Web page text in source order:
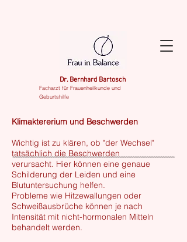
Dr. Bernhard Bartosch
Facharzt für Frauenheilkunde und
Geburtshilfe
Klimaktererium und Beschwerden
Wichtig ist zu klären, ob "der Wechsel"
tatsächlich die Beschwerden
verursacht. Hier können eine genaue
Schilderung der Leiden und eine
Blutuntersuchung helfen.
Probleme wie Hitzewallungen oder
Schweißausbrüche können je nach
Intensität mit nicht-hormonalen Mitteln
behandelt werden.